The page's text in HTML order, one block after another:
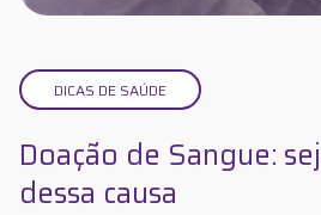
DICAS DE SAÚDE
Doação de Sangue:
dessa causa